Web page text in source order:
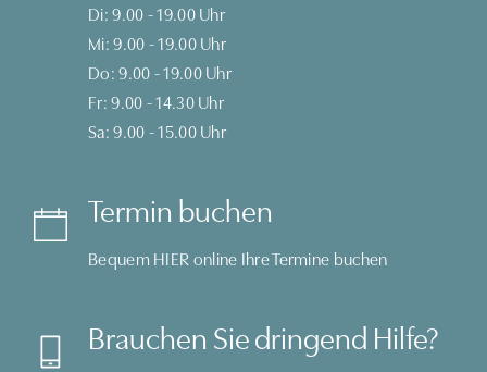
Di: 9.00 - 19.00 Uhr
Mi: 9.00 - 19.00 Uhr
Do: 9.00 - 19.00 Uhr
Fr: 9.00 - 14.30 Uhr
Sa: 9.00 - 15.00 Uhr
Termin buchen
Bequem HIER online Ihre Termine buchen
Brauchen Sie dringend Hilfe?